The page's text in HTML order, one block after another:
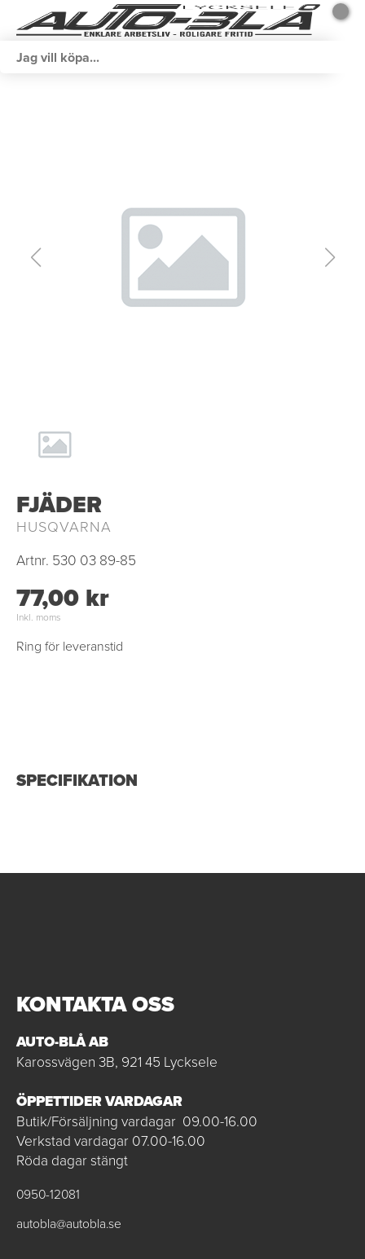
FJÄDER
HUSQVARNA
Artnr. 530 03 89-85
77,00 kr
Inkl. moms
Ring för leveranstid
SPECIFIKATION
KONTAKTA OSS
AUTO-BLÅ AB
Karossvägen 3B, 921 45 Lycksele
ÖPPETTIDER VARDAGAR
Butik/Försäljning vardagar 09.00-16.00
Verkstad vardagar 07.00-16.00
Röda dagar stängt
0950-12081
autobla@autobla.se